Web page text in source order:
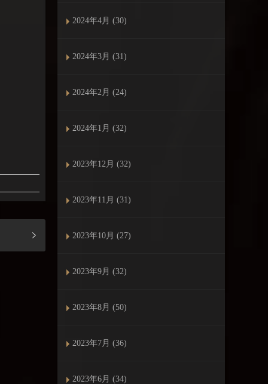
2024年4月 (30)
2024年3月 (31)
2024年2月 (24)
2024年1月 (32)
2023年12月 (32)
2023年11月 (31)
2023年10月 (27)
2023年9月 (32)
2023年8月 (50)
2023年7月 (36)
2023年6月 (34)